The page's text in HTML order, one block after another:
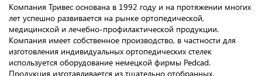
Компания Тривес основана в 1992 году и на протяжении многих
лет успешно развивается на рынке ортопедической,
медицинской и лечебно-профилактической продукции.
Компания имеет собственное производство, в частности для
изготовления индивидуальных ортопедических стелек
используется оборудование немецкой фирмы Pedcad.
Продукция изготавливается из тщательно отобранных,